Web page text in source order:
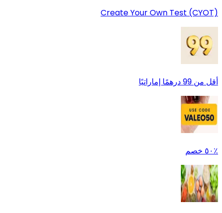
Create Your Own Test (CYOT)
أقل من 99 درهمًا إماراتيًا
٪٥٠ خصم